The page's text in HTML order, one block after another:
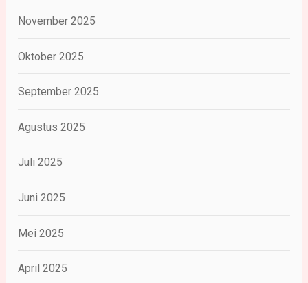
November 2025
Oktober 2025
September 2025
Agustus 2025
Juli 2025
Juni 2025
Mei 2025
April 2025